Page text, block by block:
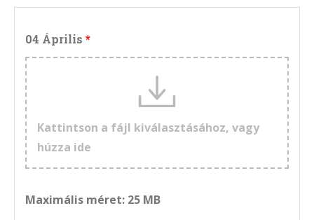
04 Április
Kattintson a fájl kiválasztásához, vagy
húzza ide
Maximális méret: 25 MB